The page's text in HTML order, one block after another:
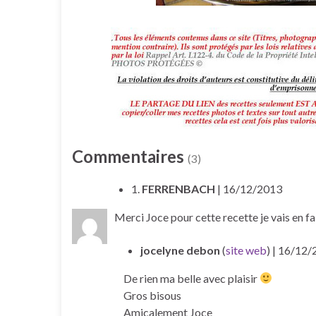
Commentaires (3)
1. FERRENBACH | 16/12/2013
Merci Joce pour cette recette je vais en
jocelyne debon (site web) | 16/12/
De rien ma belle avec plaisir
Gros bisous
Amicalement Joce